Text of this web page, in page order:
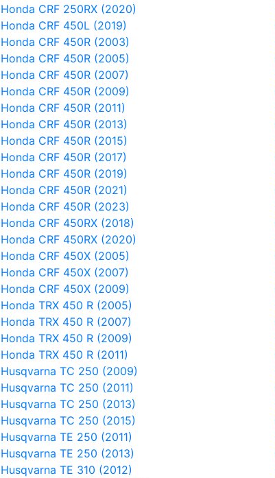
Honda CRF 250RX (2020)
Honda CRF 450L (2019)
Honda CRF 450R (2003)
Honda CRF 450R (2005)
Honda CRF 450R (2007)
Honda CRF 450R (2009)
Honda CRF 450R (2011)
Honda CRF 450R (2013)
Honda CRF 450R (2015)
Honda CRF 450R (2017)
Honda CRF 450R (2019)
Honda CRF 450R (2021)
Honda CRF 450R (2023)
Honda CRF 450RX (2018)
Honda CRF 450RX (2020)
Honda CRF 450X (2005)
Honda CRF 450X (2007)
Honda CRF 450X (2009)
Honda TRX 450 R (2005)
Honda TRX 450 R (2007)
Honda TRX 450 R (2009)
Honda TRX 450 R (2011)
Husqvarna TC 250 (2009)
Husqvarna TC 250 (2011)
Husqvarna TC 250 (2013)
Husqvarna TC 250 (2015)
Husqvarna TE 250 (2011)
Husqvarna TE 250 (2013)
Husqvarna TE 310 (2012)